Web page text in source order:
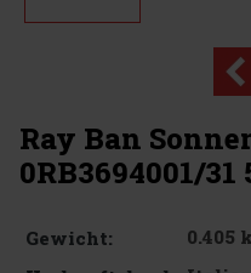
Ray Ban
0RB3694001/
Gewicht:
0.405